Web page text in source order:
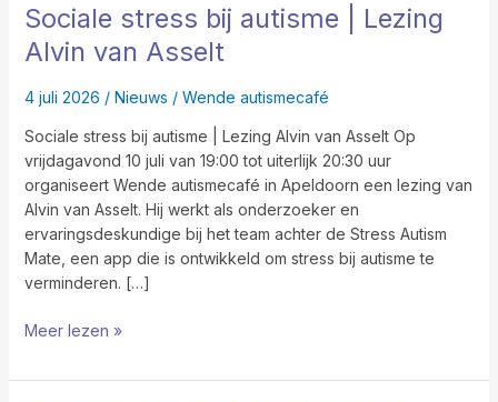
Sociale stress bij autisme | Lezing
Alvin van Asselt
4 juli 2026 / Nieuws / Wende autismecafé
Sociale stress bij autisme | Lezing Alvin van Asselt Op
vrijdagavond 10 juli van 19:00 tot uiterlijk 20:30 uur
organiseert Wende autismecafé in Apeldoorn een lezing van
Alvin van Asselt. Hij werkt als onderzoeker en
ervaringsdeskundige bij het team achter de Stress Autism
Mate, een app die is ontwikkeld om stress bij autisme te
verminderen. […]
Sociale
stress
bij
Lezing
Alvin
van
Asselt
Meer lezen »